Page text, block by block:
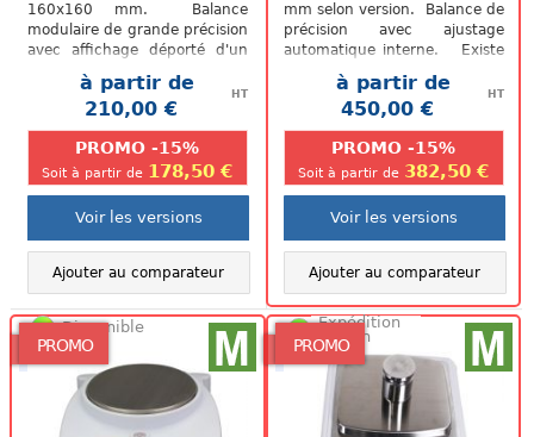
160x160 mm. Balance
modulaire de grande précision
avec affichage déporté d'un
câble de 1,2m
à partir de
210,00 €
HT
PROMO -15%
Soit à partir de 178,50 €
Voir les versions
Ajouter au comparateur
mm selon version. Balance de
précision avec ajustage
automatique interne. Existe
en version avec ou sans...
à partir de
450,00 €
HT
PROMO -15%
Soit à partir de 382,50 €
Voir les versions
Ajouter au comparateur
PROMO
Disponible
PROMO
Expédition
48/72h